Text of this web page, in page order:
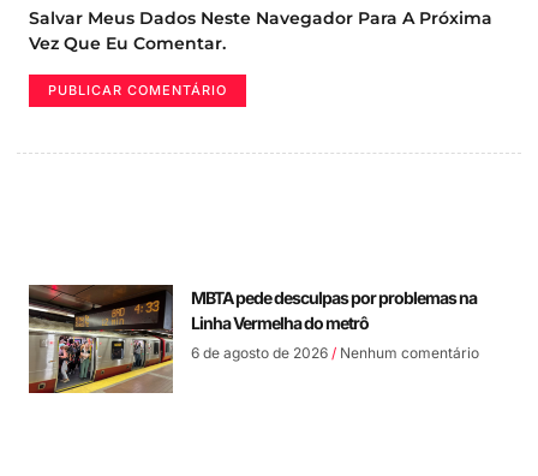
Salvar Meus Dados Neste Navegador Para A Próxima
Vez Que Eu Comentar.
MBTA pede desculpas por problemas na
Linha Vermelha do metrô
6 de agosto de 2026 Nenhum comentário